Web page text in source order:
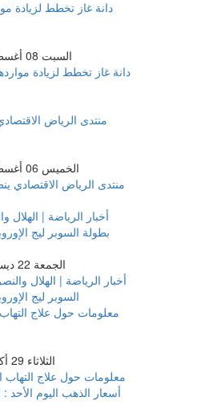
السبت 08 أغسطس 2026 11:43 صباحاً
الخميس 06 أغسطس 2026 02:52 صباحاً
الجمعة 22 ديسمبر 2023 04:58 صباحاً
أخبار الرياضة | الهلال
السوبر ليج
الثلاثاء 29 أكتوبر 2024 04:11 صباحاً
معلومات حول علاج التهاب